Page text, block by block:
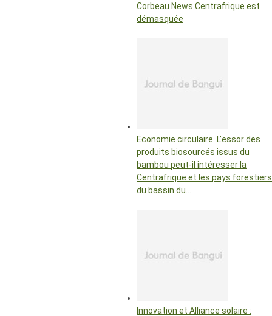
Corbeau News Centrafrique est
démasquée
Economie circulaire. L’essor des
produits biosourcés issus du
bambou peut-il intéresser la
Centrafrique et les pays forestiers
du bassin du…
Innovation et Alliance solaire :